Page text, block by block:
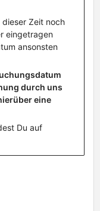
Zeit noch
eingetragen
ansonsten
durch uns
eine
Du auf